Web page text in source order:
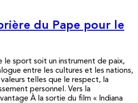
du Pape pour le
le sport soit un instrument de paix,
entre les cultures et les nations,
telles que le respect, la
personnel. Vers la
À la sortie du film « Indiana